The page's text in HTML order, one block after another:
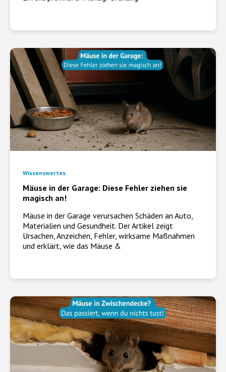
Mäuse in der Garage: Diese Fehler ziehen sie
magisch an!
Mäuse in der Garage verursachen Schäden an Auto,
Materialien und Gesundheit. Der Artikel zeigt
Ursachen, Anzeichen, Fehler, wirksame Maßnahmen
und erklärt, wie das Mäuse &
Wissenswertes